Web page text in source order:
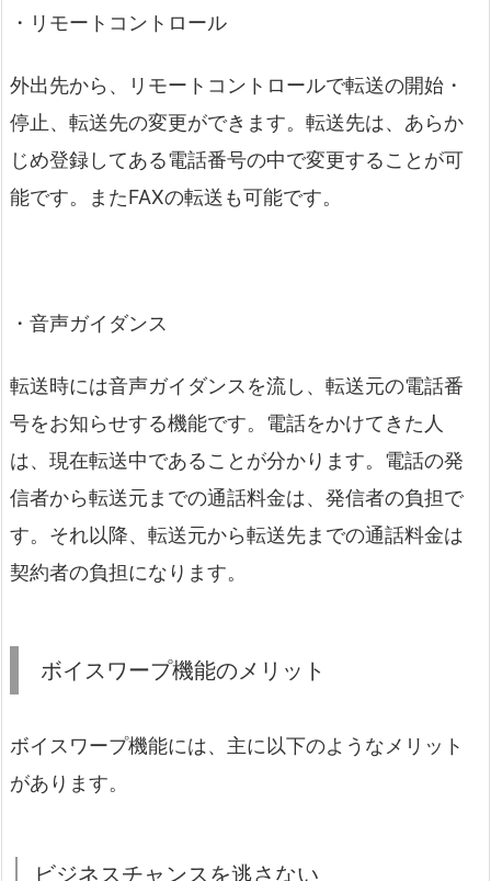
・リモートコントロール
外出先から、リモートコントロールで転送の開始・
停止、転送先の変更ができます。転送先は、あらか
じめ登録してある電話番号の中で変更することが可
能です。またFAXの転送も可能です。
・音声ガイダンス
転送時には音声ガイダンスを流し、転送元の電話番
号をお知らせする機能です。電話をかけてきた人
は、現在転送中であることが分かります。電話の発
信者から転送元までの通話料金は、発信者の負担で
す。それ以降、転送元から転送先までの通話料金は
契約者の負担になります。
ボイスワープ機能のメリット
ボイスワープ機能には、主に以下のようなメリット
があります。
ビジネスチャンスを逃さない